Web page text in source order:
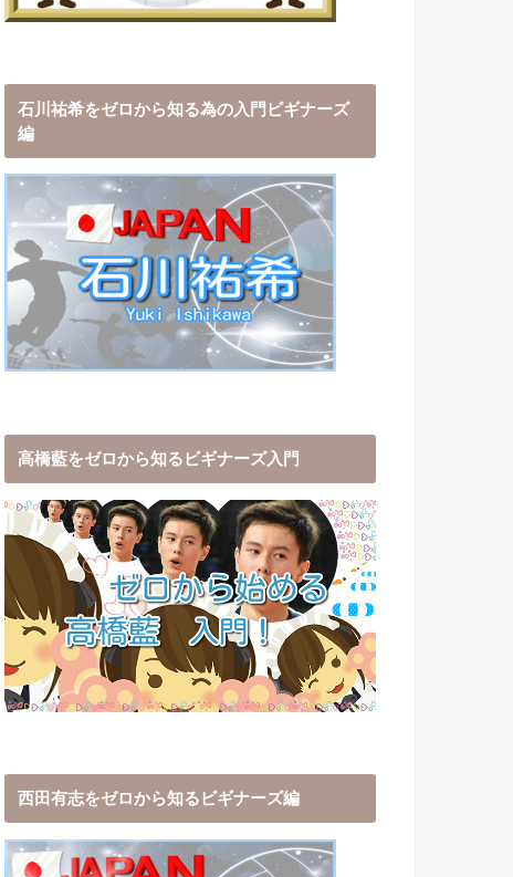
石川祐希をゼロから知る為の入門ビギナーズ
編
高橋藍をゼロから知るビギナーズ入門
西田有志をゼロから知るビギナーズ編